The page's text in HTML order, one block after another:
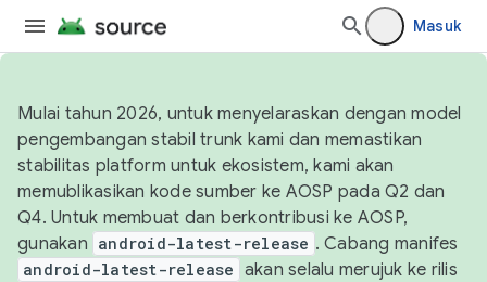
Masuk
Mulai tahun 2026, untuk menyelaraskan dengan model
pengembangan stabil trunk kami dan memastikan
stabilitas platform untuk ekosistem, kami akan
memublikasikan kode sumber ke AOSP pada Q2 dan
Q4. Untuk membuat dan berkontribusi ke AOSP,
gunakan android-latest-release . Cabang manifes
android-latest-release akan selalu merujuk ke rilis